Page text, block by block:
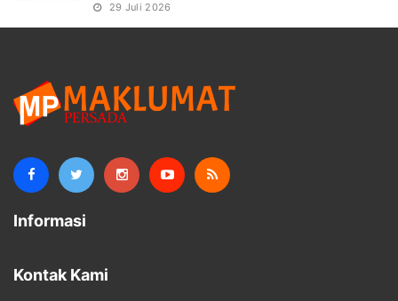
29 Juli 2026
Informasi
Kontak Kami